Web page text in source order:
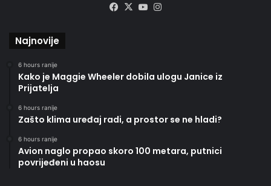
Facebook
X YouTube
Najnovije
6 hours ranije
Kako je Maggie Wheeler dobila ulogu Janice iz
Prijatelja
6 hours ranije
Zašto klima uređaj radi, a prostor se ne hladi?
6 hours ranije
Avion naglo propao skoro 100 metara, putnici
povrijeđeni u haosu